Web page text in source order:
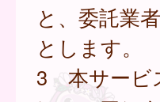
と、委託業
とします。
3 本サービ